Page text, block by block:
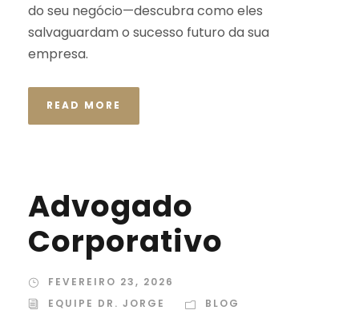
do seu negócio—descubra como eles
salvaguardam o sucesso futuro da sua
empresa.
READ MORE
Advogado
Corporativo
FEVEREIRO 23, 2026
EQUIPE DR. JORGE
BLOG